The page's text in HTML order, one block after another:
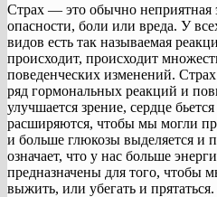
Страх — это обычно неприятная
опасности, боли или вреда. У
видов есть так называемая
происходит, происходит
поведенческих изменений.
ряд гормональных реакций и
улучшается зрение, сердце
расширяются, чтобы мы могли
и больше глюкозы выделяется и
означает, что у нас больше
предназначены для того, чтобы
выжить, или убегать и прятаться.